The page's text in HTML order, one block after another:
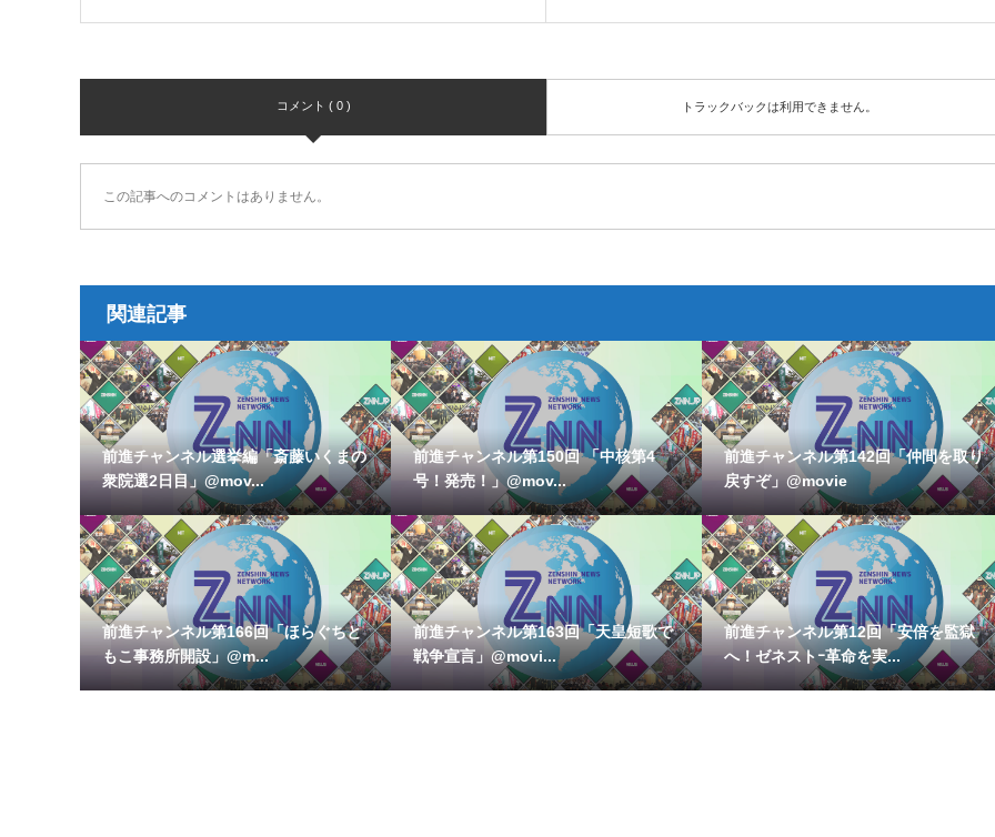
コメント ( 0 ) トラックバックは利用できません。
この記事へのコメントはありません。
関連記事
前進チャンネル選挙編「斎藤いくまの
衆院選2日目」@mov...
前進チャンネル第150回 「中核第4
号！発売！」@mov...
前進チャンネル第142回「仲間を取り
戻すぞ」@movie
前進チャンネル第166回「ほらぐちと
もこ事務所開設」@m...
前進チャンネル第163回「天皇短歌で
戦争宣言」@movi...
前進チャンネル第12回「安倍を監獄
へ！ゼネストｰ革命を実...